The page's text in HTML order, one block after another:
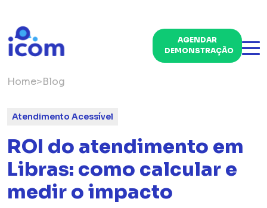
AGENDAR
DEMONSTRAÇÃO
Home>Blog
Atendimento Acessível
ROI do atendimento em
Libras: como calcular e
medir o impacto